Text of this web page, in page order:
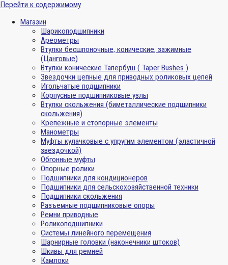
Перейти к содержимому
Магазин
Шарикоподшипники
Ареометры
Втулки бесшпоночные, конические, зажимные
(Цанговые)
Втулки конические Тапербуш ( Taper Bushes )
Звездочки цепные для приводных роликовых цепей
Игольчатые подшипники
Корпусные подшипниковые узлы
Втулки скольжения (биметаллические подшипники
скольжения)
Крепежные и стопорные элементы
Манометры
Муфты кулачковые с упругим элементом (эластичной
звездочкой)
Обгонные муфты
Опорные ролики
Подшипники для кондиционеров
Подшипники для сельскохозяйственной техники
Подшипники скольжения
Разъемные подшипниковые опоры
Ремни приводные
Роликоподшипники
Системы линейного перемещения
Шарнирные головки (наконечники штоков)
Шкивы для ремней
Камлоки